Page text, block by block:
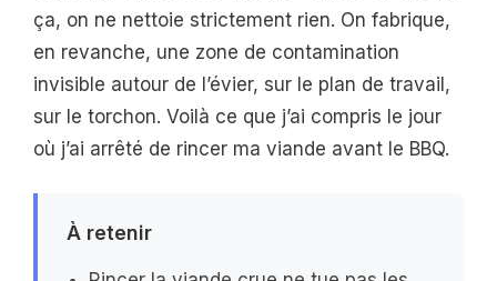
ça, on ne nettoie strictement rien. On fabrique,
en revanche, une zone de contamination
invisible autour de l’évier, sur le plan de travail,
sur le torchon. Voilà ce que j’ai compris le jour
où j’ai arrêté de rincer ma viande avant le BBQ.
À retenir